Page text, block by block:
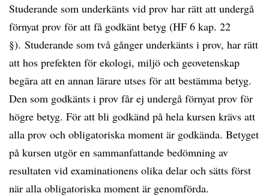
Studerande som underkänts vid prov har rätt att undergå
förnyat prov för att få godkänt betyg (HF 6 kap. 22
§). Studerande som två gånger underkänts i prov, har rätt
att hos prefekten för ekologi, miljö och geovetenskap
begära att en annan lärare utses för att bestämma betyg.
Den som godkänts i prov får ej undergå förnyat prov för
högre betyg. För att bli godkänd på hela kursen krävs att
alla prov och obligatoriska moment är godkända. Betyget
på kursen utgör en sammanfattande bedömning av
resultaten vid examinationens olika delar och sätts först
när alla obligatoriska moment är genomförda.